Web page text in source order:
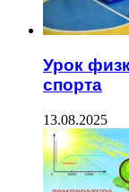
Урок
спорта
13.08.2025